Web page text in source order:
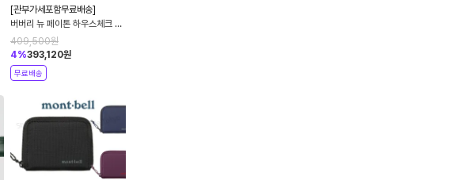
[관부가세포함무료배송]
버버리 뉴 페이톤 하우스체크 스
트랩 파우치백 TAUPE
BROWN ​80840481 셀프리
폼가능 [독일핫딜]
409,500원
4%393,120원
무료배송